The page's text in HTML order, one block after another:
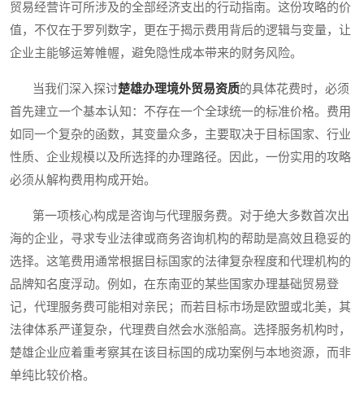
贸易经营许可所涉及的全部经济支出的行动指南。这份攻略的价
值，不仅在于罗列数字，更在于揭示费用背后的逻辑与变量，让
企业主能够运筹帷幄，避免隐性成本带来的财务风险。
当我们深入探讨楚雄办理境外贸易资质的具体花费时，必须
首先建立一个基本认知：不存在一个全球统一的标准价格。费用
如同一个复杂的函数，其变量众多，主要取决于目标国家、行业
性质、企业规模以及所选择的办理路径。因此，一份实用的攻略
必须从解构费用构成开始。
第一项核心构成是咨询与代理服务费。对于绝大多数首次出
海的企业，寻求专业法律或商务咨询机构的帮助是高效且稳妥的
选择。这笔费用通常根据目标国家的法律复杂程度和代理机构的
品牌知名度浮动。例如，在东南亚的某些国家办理基础贸易登
记，代理服务费可能相对亲民；而若目标市场是欧盟或北美，其
法律体系严谨复杂，代理费自然会水涨船高。选择服务机构时，
楚雄企业应着重考察其在该目标国的成功案例与本地资源，而非
单纯比较价格。